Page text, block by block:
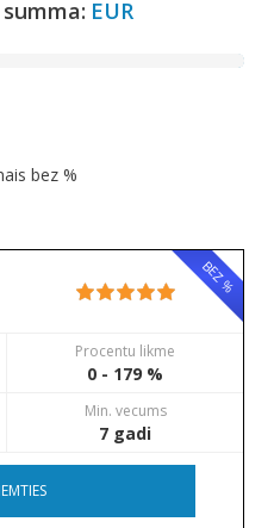
EUR
bez %
BEZ %
Procentu likme
0 - 179 %
Min. vecums
7 gadi